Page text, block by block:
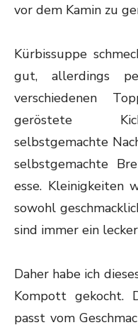
vor dem Kamin zu
Kürbissuppe
gut, allerdings
verschiedenen
geröstete
selbstgemachte
selbstgemachte
esse. Kleinigkeiten
sowohl
sind immer ein
Daher habe ich
Kompott gekocht.
passt vom